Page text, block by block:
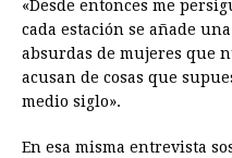
«Desde entonces me
cada estación se añade
absurdas de mujeres que
acusan de cosas que
medio siglo».
En esa misma entrevista